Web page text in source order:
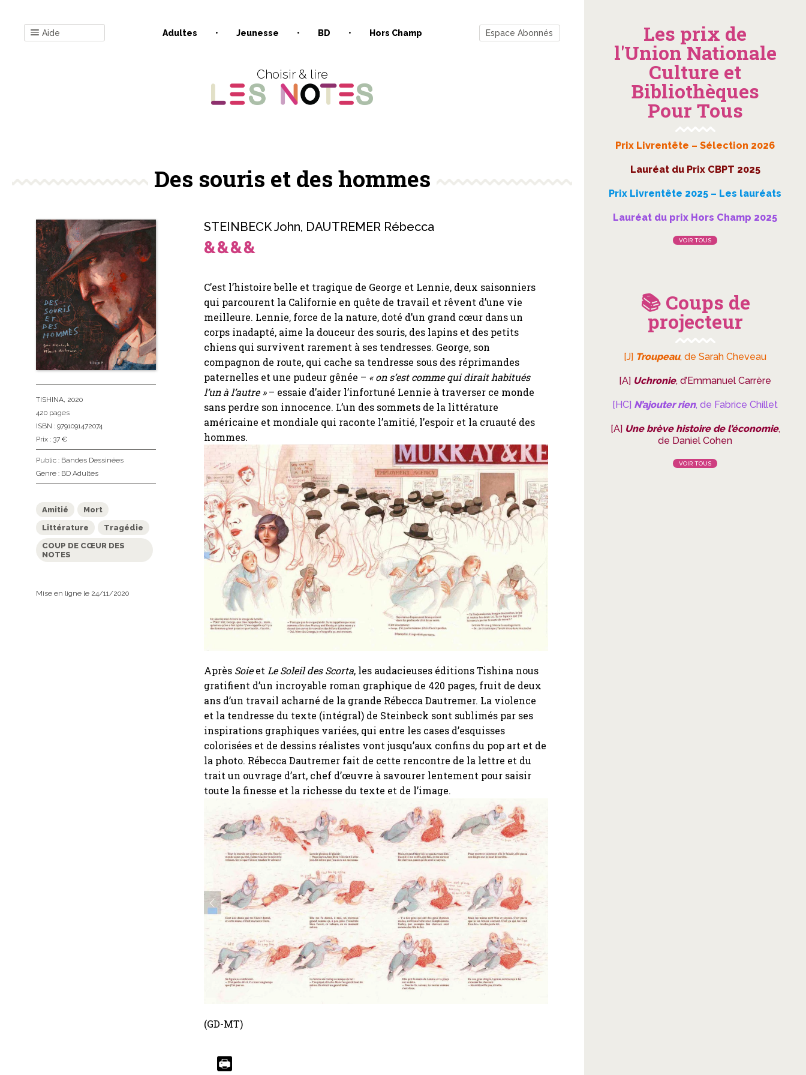
Aide Adultes Jeunesse BD Hors Champ Espace Abonnés
Choisir & lire
Des souris et des hommes
STEINBECK John, DAUTREMER Rébecca
C’est l’histoire belle et tragique de George et Lennie, deux saisonniers
qui parcourent la Californie en quête de travail et rêvent d’une vie
meilleure. Lennie, force de la nature, doté d’un grand cœur dans un
corps inadapté, aime la douceur des souris, des lapins et des petits
chiens qui survivent rarement à ses tendresses. George, son
compagnon de route, qui cache sa tendresse sous des réprimandes
paternelles et une pudeur gênée – « on s’est comme qui dirait habitués
l’un à l’autre »– essaie d’aider l’infortuné Lennie à traverser ce monde
sans perdre son innocence. L’un des sommets de la littérature
américaine et mondiale qui raconte l’amitié, l’espoir et la cruauté des
hommes.
Après Soieet Le Soleil des Scorta, les audacieuses éditions Tishina nous
gratifient d’un incroyable roman graphique de 420 pages, fruit de deux
ans d’un travail acharné de la grande Rébecca Dautremer. La violence
et la tendresse du texte (intégral) de Steinbeck sont sublimés par ses
inspirations graphiques variées, qui entre les cases d’esquisses
colorisées et de dessins réalistes vont jusqu’aux confins du pop art et de
la photo. Rébecca Dautremer fait de cette rencontre de la lettre et du
trait un ouvrage d’art, chef d’œuvre à savourer lentement pour saisir
toute la finesse et la richesse du texte et de l’image.
(GD-MT)
TISHINA, 2020
420 pages
ISBN : 9791091472074
Prix : 37 €
Public : Bandes Dessinées
Genre : BD Adultes
Amitié
Mort
Littérature
Tragédie
COUP DE CŒUR DES
NOTES
Mise en ligne le 24/11/2020
Les prix de
l'Union Nationale
Culture et
Bibliothèques
Pour Tous
Prix Livrentête – Sélection 2026
Lauréat du Prix CBPT 2025
Prix Livrentête 2025 – Les lauréats
Lauréat du prix Hors Champ 2025
VOIR TOUS
📚 Coups de
projecteur
[J] Troupeau, de Sarah Cheveau
[A] Uchronie, d’Emmanuel Carrère
[HC] N’ajouter rien, de Fabrice Chillet
[A] Une brève histoire de l’économie,
de Daniel Cohen
VOIR TOUS